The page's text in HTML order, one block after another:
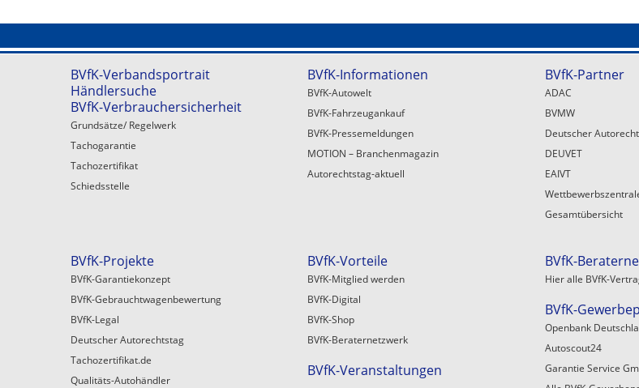
BVfK-Verbandsportrait
Händlersuche
BVfK-Verbrauchersicherheit
Grundsätze/ Regelwerk
Tachogarantie
Tachozertifikat
Schiedsstelle
BVfK-Informationen
BVfK-Autowelt
BVfK-Fahrzeugankauf
BVfK-Pressemeldungen
MOTION – Branchenmagazin
Autorechtstag-aktuell
BVfK-Partner
ADAC
BVMW
Deutscher
DEUVET
EAIVT
Gesamtübersicht
BVfK-Projekte
BVfK-Garantiekonzept
BVfK-Gebrauchtwagenbewertung
BVfK-Legal
Deutscher Autorechtstag
Tachozertifikat.de
Qualitäts-Autohändler
BVfK-Vorteile
BVfK-Mitglied werden
BVfK-Digital
BVfK-Shop
BVfK-Beraternetzwerk
BVfK-Veranstaltungen
BVfK-
Hier alle BVfK-
BVfK-
Openbank
Autoscout24
Garantie Service